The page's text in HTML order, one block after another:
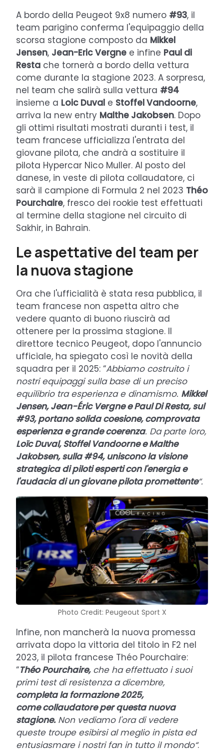
A bordo della Peugeot 9x8 numero #93, il
team parigino conferma l'equipaggio della
scorsa stagione composto da Mikkel
Jensen, Jean-Eric Vergne e infine Paul di
Resta che tornerà a bordo della vettura
come durante la stagione 2023. A sorpresa,
nel team che salirà sulla vettura #94
insieme a Loic Duval e Stoffel Vandoorne,
arriva la new entry Malthe Jakobsen. Dopo
gli ottimi risultati mostrati duranti i test, il
team francese ufficializza l'entrata del
giovane pilota, che andrà a sostituire il
pilota Hypercar Nico Muller. Al posto del
danese, in veste di pilota collaudatore, ci
sarà il campione di Formula 2 nel 2023 Théo
Pourchaire, fresco dei rookie test effettuati
al termine della stagione nel circuito di
Sakhir, in Bahrain.
Le aspettative del team per
la nuova stagione
Ora che l'ufficialità è stata resa pubblica, il
team francese non aspetta altro che
vedere quanto di buono riuscirà ad
ottenere per la prossima stagione. Il
direttore tecnico Peugeot, dopo l'annuncio
ufficiale, ha spiegato così le novità della
squadra per il 2025: “Abbiamo costruito i
nostri equipaggi sulla base di un preciso
equilibrio tra esperienza e dinamismo. Mikkel
Jensen, Jean-Éric Vergne e Paul Di Resta, sul
#93, portano solida coesione, comprovata
esperienza e grande coerenza. Da parte loro,
Loïc Duval, Stoffel Vandoorne e Malthe
Jakobsen, sulla #94, uniscono la visione
strategica di piloti esperti con l'energia e
l'audacia di un giovane pilota promettente“.
Photo Credit: Peugeout Sport X
Infine, non mancherà la nuova promessa
arrivata dopo la vittoria del titolo in F2 nel
2023, il pilota francese Théo Pourchaire:
“Théo Pourchaire,che ha effettuato i suoi
primi test di resistenza a dicembre,
completa la formazione 2025,
come collaudatore per questa nuova
stagione.Non vediamo l'ora di vedere
queste troupe esibirsi al meglio in pista ed
entusiasmare i nostri fan in tutto il mondo“.